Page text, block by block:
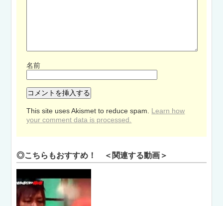
名前
This site uses Akismet to reduce spam. Learn how
your comment data is processed.
◎こちらもおすすめ！ ＜関連する動画＞